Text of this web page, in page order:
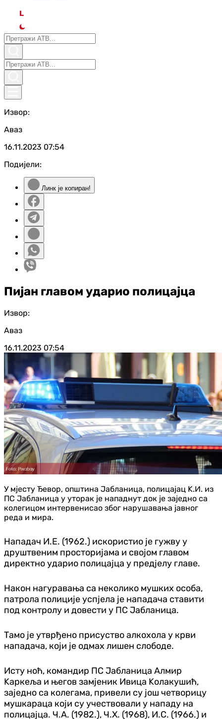
L
Извор:
Аваз
16.11.2023 07:54
Подијели:
Линк је копиран!
Пијан главом ударио полицајца
Извор:
Аваз
16.11.2023 07:54
У мјесту Ђевор, општина Јабланица, полицајац K.И. из
ПС Јабланица у уторак је нападнут док је заједно са
колегицом интервенисао због нарушавања јавног
реда и мира.
Нападач И.Е. (1962.) искористио је гужву у
друштвеним просторијама и својом главом
директно ударио полицајца у предјелу главе.
Након нагуравања са неколико мушких особа,
патрола полиције успјела је нападача ставити
под контролу и довести у ПС Јабланица.
Тамо је утврђено присуство алкохола у крви
нападача, који је одмах лишен слободе.
Исту ноћ, командир ПС Јабланица Алмир
Kаркеља и његов замјеник Ивица Kолакушић,
заједно са колегама, привели су још четворицу
мушкараца који су учествовали у нападу на
полицајца. Ч.А. (1982.), Ч.Х. (1968), И.С. (1966.) и